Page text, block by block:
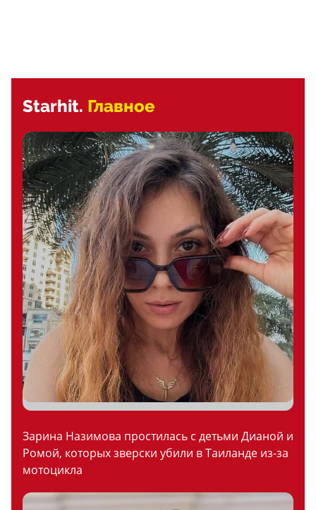
Starhit. Главное
Зарина Назимова простилась с детьми Дианой и
Ромой, которых зверски убили в Таиланде из-за
мотоцикла